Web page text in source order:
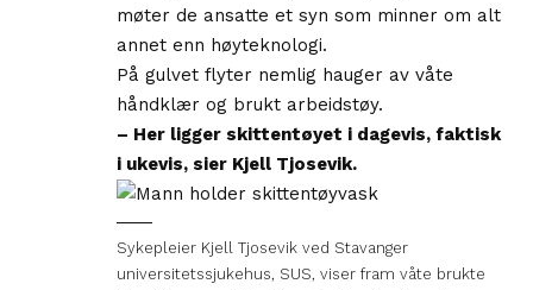
møter de ansatte et syn som minner om alt
annet enn høyteknologi.
På gulvet flyter nemlig hauger av våte
håndklær og brukt arbeidstøy.
– Her ligger skittentøyet i dagevis, faktisk
i ukevis, sier Kjell Tjosevik.
Sykepleier Kjell Tjosevik ved Stavanger
universitetssjukehus, SUS, viser fram våte brukte